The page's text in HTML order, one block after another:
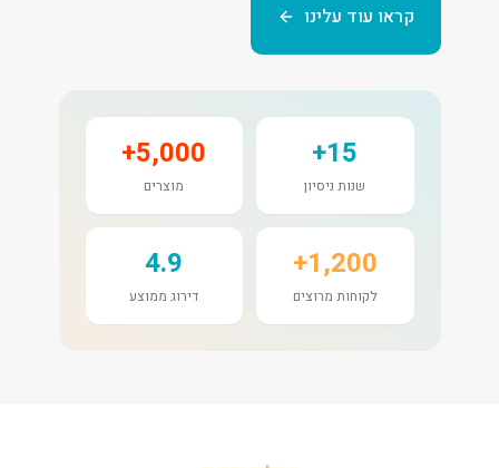
קראו עוד עלינו
15+
שנות ניסיון
5,000+
מוצרים
1,200+
לקוחות מרוצים
4.9
דירוג ממוצע